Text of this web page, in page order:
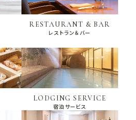
RESTAURANT & BAR
レストラン＆バー
LODGING SERVICE
宿泊サービス